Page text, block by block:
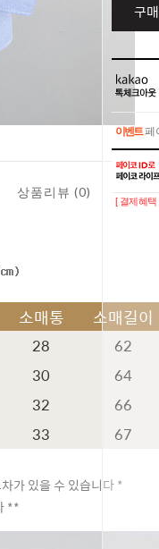
구
이벤트페
이벤트페
[ 결제혜
상품리뷰 (0)
소매통 소매길이
28 62
30 64
32 66
33 67
가 있을 수 있습니다 *
**